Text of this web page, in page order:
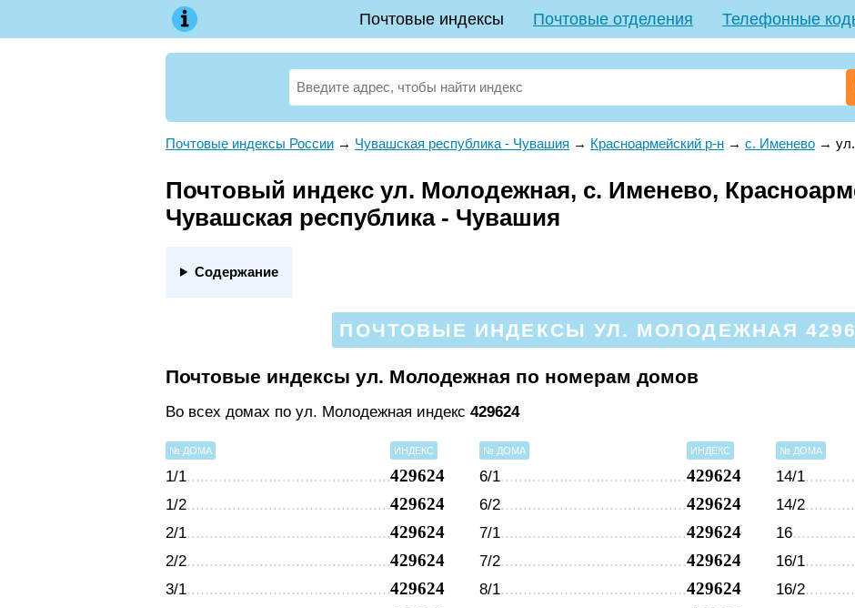
Почтовые индексы Почтовые отделения Телефонные
Почтовые индексы России → Чувашская республика - Чувашия → Красноармейский р-н → с. Именево →
Почтовый индекс ул. Молодежная, с. Именево,
Чувашская республика - Чувашия
Содержание
ПОЧТОВЫЕ ИНДЕКСЫ УЛ. МОЛОДЕЖНАЯ
Почтовые индексы ул. Молодежная по номерам домов
Во всех домах по ул. Молодежная индекс 429624
№ ДОМА ИНДЕКС
1/1 429624
1/2 429624
2/1 429624
2/2 429624
3/1 429624
№ ДОМА ИНДЕКС
6/1 429624
6/2 429624
7/1 429624
7/2 429624
8/1 429624
№ ДОМА
14/1
14/2
16
16/1
16/2